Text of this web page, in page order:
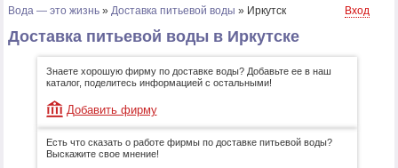
Вода — это жизнь » Доставка питьевой воды » Иркутск Вход
Доставка питьевой воды в Иркутске
Знаете хорошую фирму по доставке воды? Добавьте ее в наш
каталог, поделитесь информацией с остальными!
Добавить фирму
Есть что сказать о работе фирмы по доставке питьевой воды?
Выскажите свое мнение!